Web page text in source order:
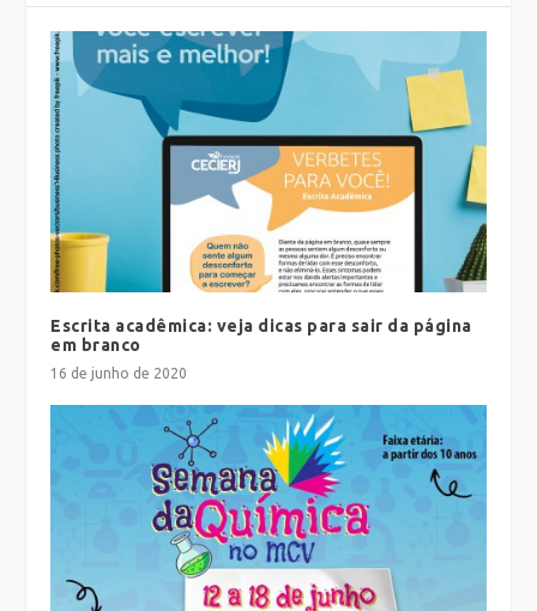
Escrita acadêmica: veja dicas para sair da página
em branco
16 de junho de 2020